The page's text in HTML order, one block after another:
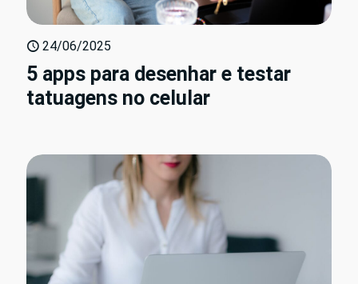
24/06/2025
5 apps para desenhar e testar
tatuagens no celular